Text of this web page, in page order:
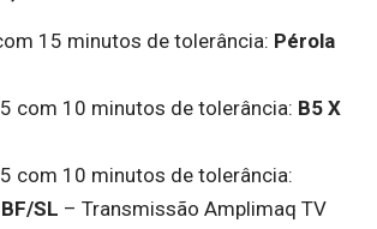
15 minutos de tolerância: Pérola
com 10 minutos de tolerância: B5 X
com 10 minutos de tolerância:
SL – Transmissão Amplimaq TV